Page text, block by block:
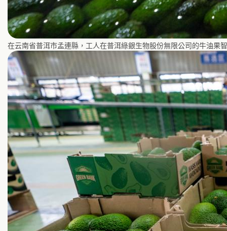
在云南省普洱市孟連縣，工人在普洱綠銀生物股份無限公司的牛油果